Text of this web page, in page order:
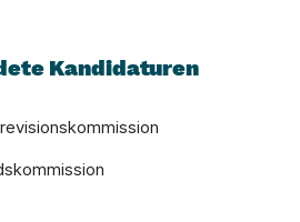
Kandidaturen